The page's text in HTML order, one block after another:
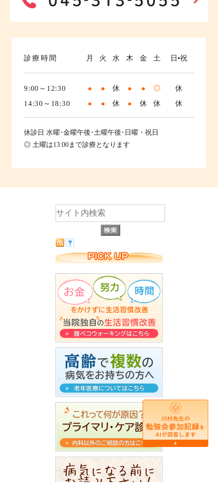
診療時間 月 火 水 木 金 土 日•祝
9:00～12:30 ● ● 休 ● ● ◎
休
14:30～18:30
● ● 休 ● 休 休 休
休診日 水曜･金曜午後･土曜午後･日曜・祝日
◎ 土曜は13:00まで診療となります